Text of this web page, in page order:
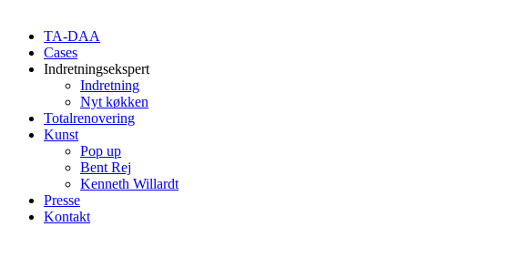
TA-DAA
Cases
Indretningsekspert
Indretning
Nyt køkken
Totalrenovering
Kunst
Pop up
Bent Rej
Kenneth Willardt
Presse
Kontakt